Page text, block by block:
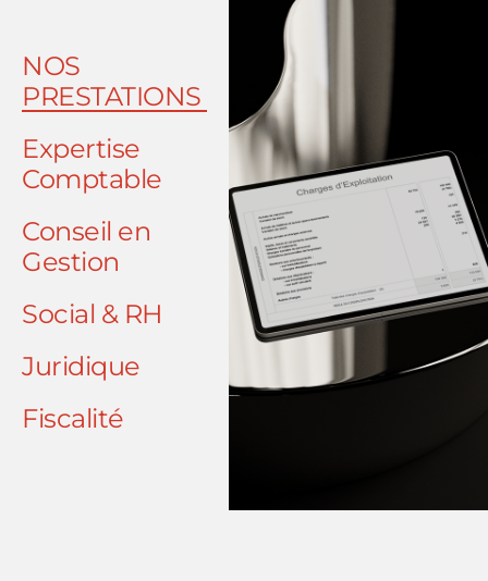
NOS
PRESTATIONS
Expertise
Comptable
Conseil en
Gestion
Social & RH
Juridique
Fiscalité